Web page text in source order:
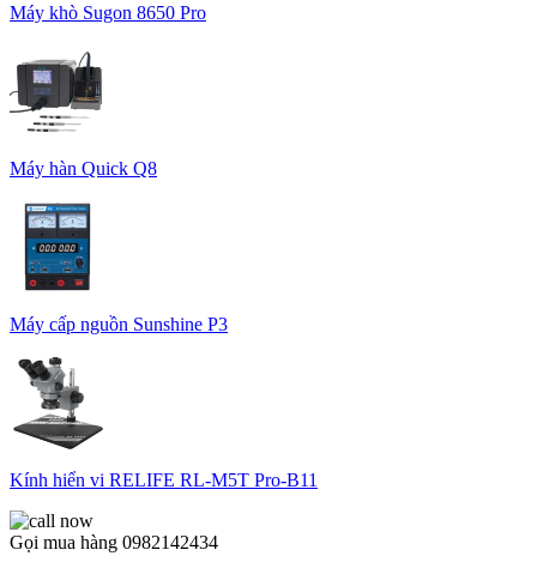
Máy khò Sugon 8650 Pro
Máy hàn Quick Q8
Máy cấp nguồn Sunshine P3
Kính hiển vi RELIFE RL-M5T Pro-B11
Gọi mua hàng 0982142434